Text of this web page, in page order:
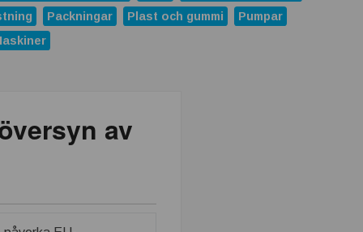
Packningar Plast och gummi
Pumpar
av